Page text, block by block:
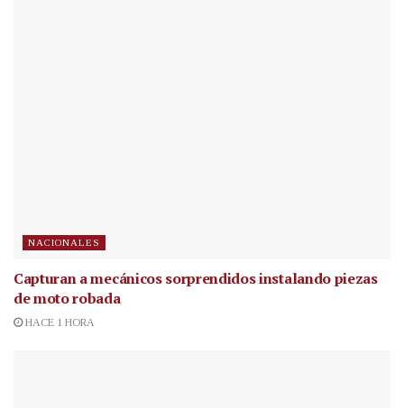
NACIONALES
Capturan a mecánicos sorprendidos instalando piezas
de moto robada
HACE 1 HORA